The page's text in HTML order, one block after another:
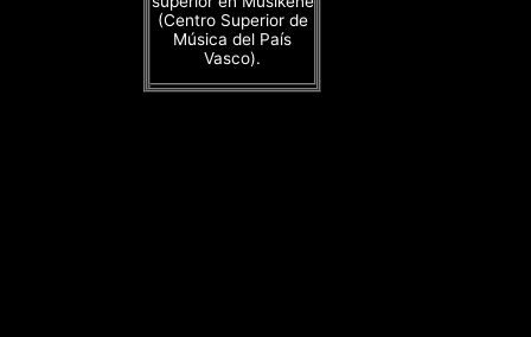
(Centro Superior de
Música del País
Vasco).